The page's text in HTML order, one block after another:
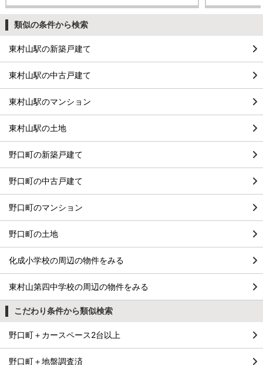
類似の条件から検索
東村山駅の新築戸建て
東村山駅の中古戸建て
東村山駅のマンション
東村山駅の土地
野口町の新築戸建て
野口町の中古戸建て
野口町のマンション
野口町の土地
化成小学校の周辺の物件をみる
東村山第四中学校の周辺の物件をみる
こだわり条件から類似検索
野口町＋カースペース2台以上
野口町＋地盤調査済